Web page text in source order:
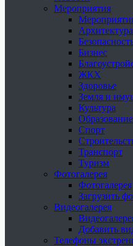
Мероприятия
Бизнес
ЖКХ
Здоровье
Земля и
Культура
Образование
Спорт
Транспорт
Туризм
Фотогалерея
Фотогалерея
Загрузить
Видеогалерея
Добавить
Телефоны